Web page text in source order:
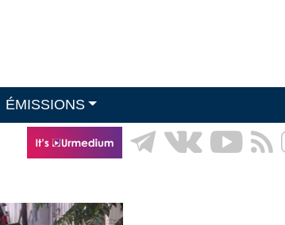
ÉMISSIONS